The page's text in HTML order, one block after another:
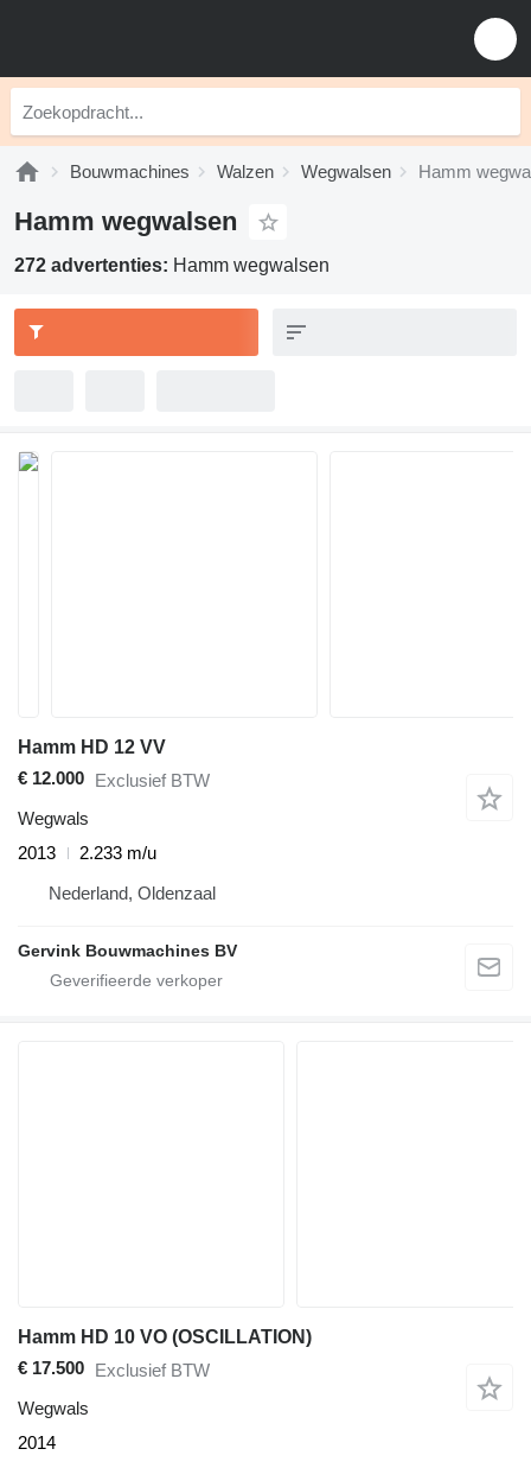
Bouwmachines Walzen Wegwalsen Hamm
Hamm wegwalsen
272 advertenties: Hamm wegwalsen
Hamm HD 12 VV
€ 12.000 Exclusief BTW
Wegwals
2013
2.233 m/u
Nederland, Oldenzaal
Gervink Bouwmachines BV
Hamm HD 10 VO (OSCILLATION)
€ 17.500 Exclusief BTW
Wegwals
2014